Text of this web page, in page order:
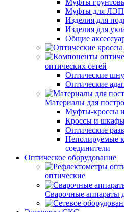
Муфты
Муфты для
Изделия для
Изделия для
Общие
оптических сетей
Оптические
Оптические
Материалы для
Муфты-кроссы и
Кроссы и
Оптические
Неполируемые
соединители
Оптическое оборудование
оптические
Сварочные аппараты